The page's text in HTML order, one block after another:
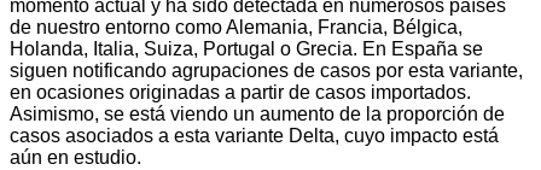
momento actual y ha sido detectada en numerosos países
de nuestro entorno como Alemania, Francia, Bélgica,
Holanda, Italia, Suiza, Portugal o Grecia. En España se
siguen notificando agrupaciones de casos por esta variante,
en ocasiones originadas a partir de casos importados.
Asimismo, se está viendo un aumento de la proporción de
casos asociados a esta variante Delta, cuyo impacto está
aún en estudio.